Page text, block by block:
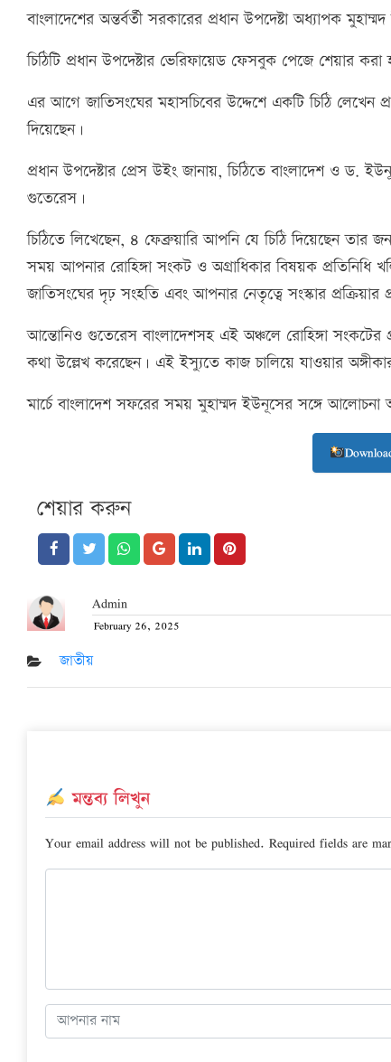
বাংলাদেশের অন্তর্বর্তী সরকারের প্রধান উপদেষ্টা অধ্যাপক
চিঠিটি প্রধান উপদেষ্টার ভেরিফায়েড ফেসবুক পেজে শেয়ার করা
এর আগে জাতিসংঘের মহাসচিবের উদ্দেশে একটি চিঠি লেখেন
দিয়েছেন।
প্রধান উপদেষ্টার প্রেস উইং জানায়, চিঠিতে বাংলাদেশ ও ড.
গুতেরেস।
চিঠিতে লিখেছেন, ৪ ফেব্রুয়ারি আপনি যে চিঠি দিয়েছেন তার
সময় আপনার রোহিঙ্গা সংকট ও অগ্রাধিকার বিষয়ক প্রতিনিধি
জাতিসংঘের দৃঢ় সংহতি এবং আপনার নেতৃত্বে সংস্কার
আন্তোনিও গুতেরেস বাংলাদেশসহ এই অঞ্চলে রোহিঙ্গা সংকটের
কথা উল্লেখ করেছেন। এই ইস্যুতে কাজ চালিয়ে যাওয়ার
মার্চে বাংলাদেশ সফরের সময় মুহাম্মদ ইউনূসের সঙ্গে
শেয়ার করুন
Admin
Posted
on
February 26, 2025
জাতীয়
মন্তব্য লিখুন
Your email address will not be published. Required fields are